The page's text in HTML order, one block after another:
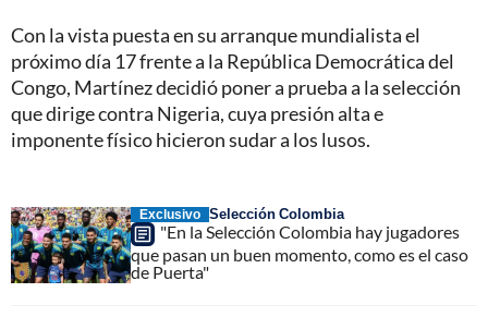
Con la vista puesta en su arranque mundialista el
próximo día 17 frente a la República Democrática del
Congo, Martínez decidió poner a prueba a la selección
que dirige contra Nigeria, cuya presión alta e
imponente físico hicieron sudar a los lusos.
Exclusivo Selección Colombia
"En la Selección Colombia hay jugadores
que pasan un buen momento, como es el caso
de Puerta"